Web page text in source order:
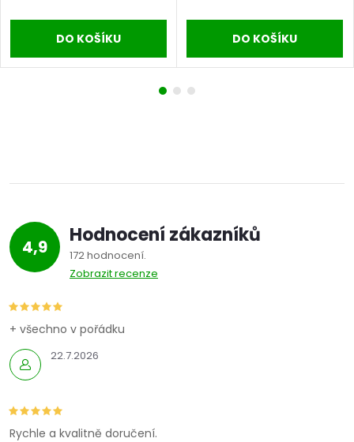
DO KOŠÍKU DO KOŠÍKU
4,9 Hodnocení zákazníků
172 hodnocení
Zobrazit recenze
22.7.2026
+ všechno v pořádku
Rychle a kvalitně doručení.